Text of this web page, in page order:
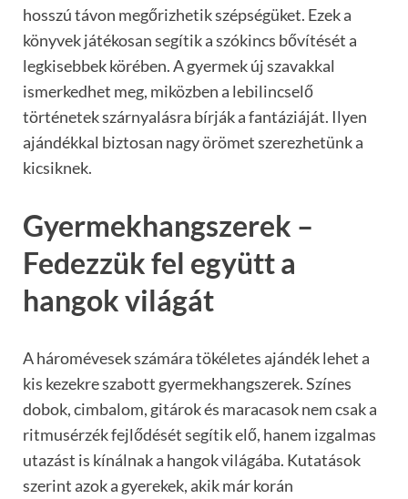
hosszú távon megőrizhetik szépségüket. Ezek a
könyvek játékosan segítik a szókincs bővítését a
legkisebbek körében. A gyermek új szavakkal
ismerkedhet meg, miközben a lebilincselő
történetek szárnyalásra bírják a fantáziáját. Ilyen
ajándékkal biztosan nagy örömet szerezhetünk a
kicsiknek.
Gyermekhangszerek –
Fedezzük fel együtt a
hangok világát
A háromévesek számára tökéletes ajándék lehet a
kis kezekre szabott gyermekhangszerek. Színes
dobok, cimbalom, gitárok és maracasok nem csak a
ritmusérzék fejlődését segítik elő, hanem izgalmas
utazást is kínálnak a hangok világába. Kutatások
szerint azok a gyerekek, akik már korán